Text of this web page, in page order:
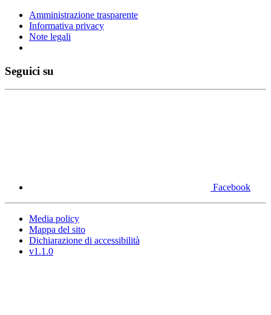
Amministrazione trasparente
Informativa privacy
Note legali
Seguici su
Facebook
Media policy
Mappa del sito
Dichiarazione di accessibilità
v1.1.0